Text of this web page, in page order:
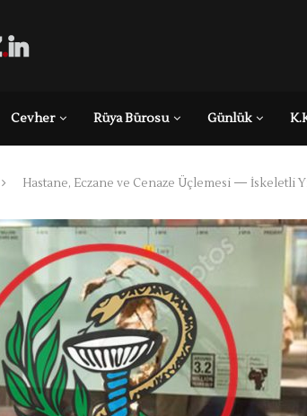
Cevher Rüya Bürosu Günlük
Hastane, Eczane ve Cenaze Üçlemesi — İskeletli